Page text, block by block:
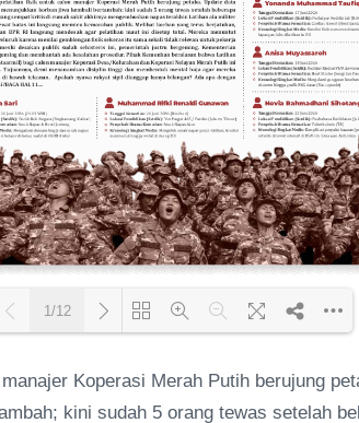
Loading PDF 77% ...
1/12
Koperasi Merah Putih berujung
kini sudah 5 orang tewas setelah